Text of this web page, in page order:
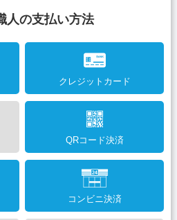
人の支払い方法
クレジットカード
QRコード決済
コンビニ決済